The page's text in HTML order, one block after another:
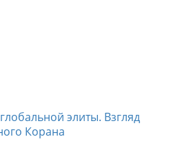
элиты. Взгляд
Корана